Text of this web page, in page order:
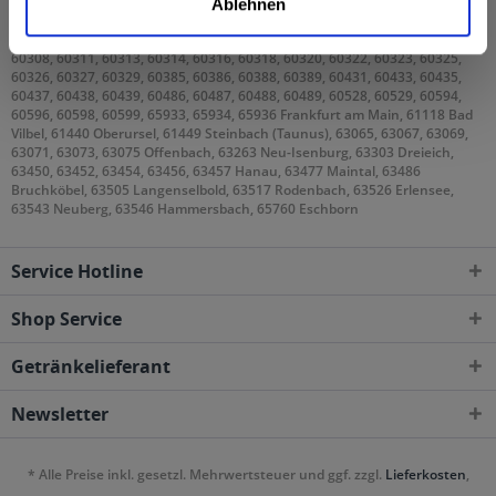
Ablehnen
60308, 60311, 60313, 60314, 60316, 60318, 60320, 60322, 60323, 60325,
60326, 60327, 60329, 60385, 60386, 60388, 60389, 60431, 60433, 60435,
60437, 60438, 60439, 60486, 60487, 60488, 60489, 60528, 60529, 60594,
60596, 60598, 60599, 65933, 65934, 65936 Frankfurt am Main, 61118 Bad
Vilbel, 61440 Oberursel, 61449 Steinbach (Taunus), 63065, 63067, 63069,
63071, 63073, 63075 Offenbach, 63263 Neu-Isenburg, 63303 Dreieich,
63450, 63452, 63454, 63456, 63457 Hanau, 63477 Maintal, 63486
Bruchköbel, 63505 Langenselbold, 63517 Rodenbach, 63526 Erlensee,
63543 Neuberg, 63546 Hammersbach, 65760 Eschborn
Service Hotline
Shop Service
Getränkelieferant
Newsletter
* Alle Preise inkl. gesetzl. Mehrwertsteuer und ggf. zzgl. Lieferkosten,